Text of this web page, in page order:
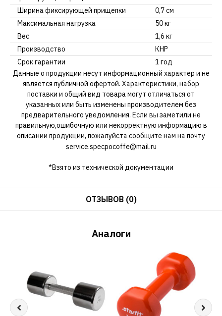
Ширина фиксирующей прищепки
0,7 см
Максимальная нагрузка
50 кг
Вес
1,6 кг
Производство
КНР
Срок гарантии
1 год
Данные о продукции несут информационный характер и не
является публичной офертой. Характеристики, набор
поставки и общий вид товара могут отличаться от
указанных или быть изменены производителем без
предварительного уведомления. Если вы заметили не
правильную,ошибочную или некорректную информацию в
описании продукции, пожалуйста сообщите нам на почту
service.specpocoffe@mail.ru
*Взято из технической документации
ОТЗЫВОВ (0)
Аналоги